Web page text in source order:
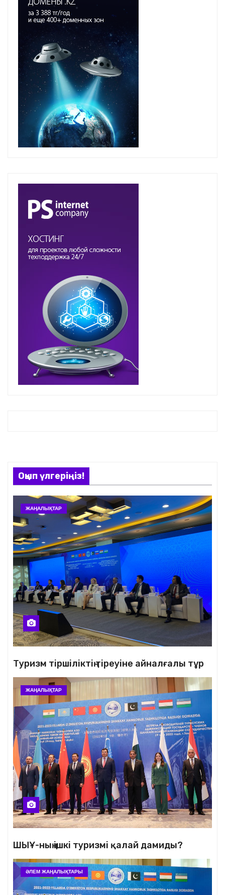
Оқып үлгеріңіз!
ЖАҢАЛЫҚТАР
Туризм тіршіліктің тіреуіне айналғалы тұр
ЖАҢАЛЫҚТАР
ШЫҰ-ның ішкі туризмі қалай дамиды?
ӘЛЕМ ЖАҢАЛЫҚТАРЫ